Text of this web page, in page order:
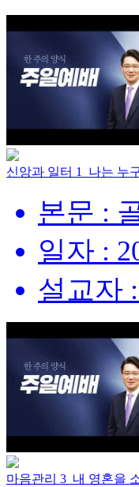
신앙과 일터 1_나는 누
본문 :
일자 :
설교자
마음관리 3_내 영혼을